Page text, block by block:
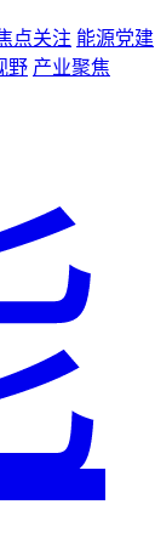
点关注 能源党建
野 产业聚焦